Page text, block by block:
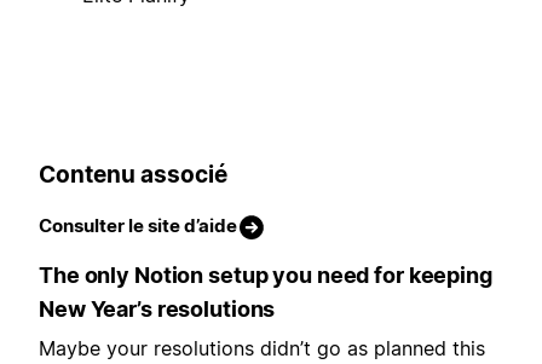
Contenu associé
Consulter le site d’aide
The only Notion setup you need for keeping
New Year’s resolutions
Maybe your resolutions didn’t go as planned this